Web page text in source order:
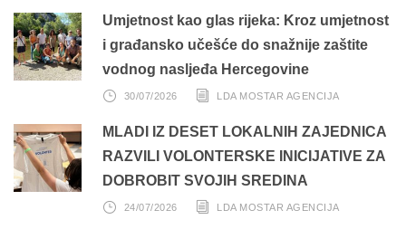
Umjetnost kao glas rijeka: Kroz umjetnost
i građansko učešće do snažnije zaštite
vodnog nasljeđa Hercegovine
30/07/2026 LDA MOSTAR AGENCIJA
MLADI IZ DESET LOKALNIH ZAJEDNICA
RAZVILI VOLONTERSKE INICIJATIVE ZA
DOBROBIT SVOJIH SREDINA
24/07/2026 LDA MOSTAR AGENCIJA